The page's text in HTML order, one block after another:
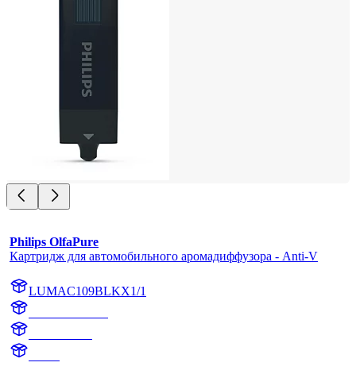
Philips OlfaPure
Картридж для автомобильного аромадиффузора - Anti-V
LUMAC109BLKX1/1